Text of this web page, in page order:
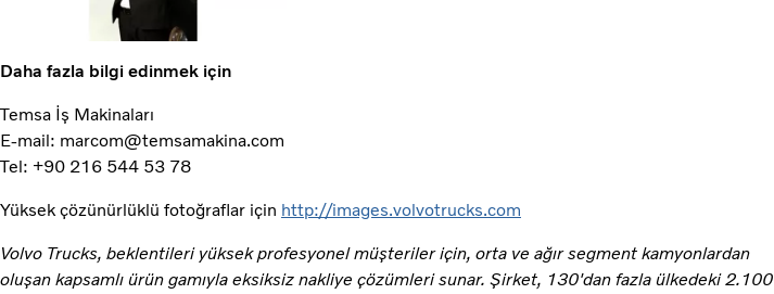
Daha fazla bilgi edinmek için
Temsa İş Makinaları
E-mail: marcom@temsamakina.com
Tel: +90 216 544 53 78
Yüksek çözünürlüklü fotoğraflar için http://images.volvotrucks.com
Volvo Trucks, beklentileri yüksek profesyonel müşteriler için, orta ve ağır segment kamyonlardan
oluşan kapsamlı ürün gamıyla eksiksiz nakliye çözümleri sunar. Şirket, 130'dan fazla ülkedeki 2.100